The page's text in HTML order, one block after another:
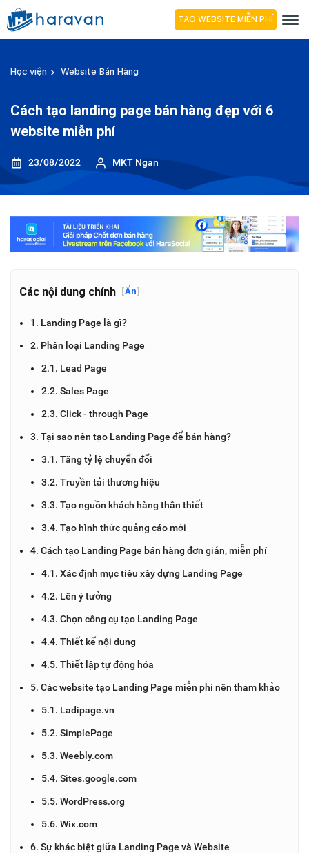
TẠO WEBSITE MIỄN PHÍ
Học viện Website Bán Hàng
Cách tạo landing page bán hàng đẹp với 6
website miễn phí
23/08/2022 MKT Ngan
Các nội dung chính [Ẩn]
1. Landing Page là gì?
2. Phân loại Landing Page
2.1. Lead Page
2.2. Sales Page
2.3. Click - through Page
3. Tại sao nên tạo Landing Page để bán hàng?
3.1. Tăng tỷ lệ chuyển đổi
3.2. Truyền tải thương hiệu
3.3. Tạo nguồn khách hàng thân thiết
3.4. Tạo hình thức quảng cáo mới
4. Cách tạo Landing Page bán hàng đơn giản, miễn phí
4.1. Xác định mục tiêu xây dựng Landing Page
4.2. Lên ý tưởng
4.3. Chọn công cụ tạo Landing Page
4.4. Thiết kế nội dung
4.5. Thiết lập tự động hóa
5. Các website tạo Landing Page miễn phí nên tham khảo
5.1. Ladipage.vn
5.2. SimplePage
5.3. Weebly.com
5.4. Sites.google.com
5.5. WordPress.org
5.6. Wix.com
6. Sự khác biệt giữa Landing Page và Website